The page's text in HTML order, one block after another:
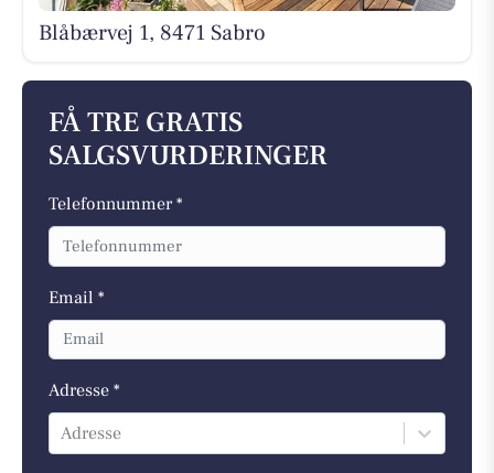
Blåbærvej 1, 8471 Sabro
FÅ TRE GRATIS
SALGSVURDERINGER
Telefonnummer *
Email *
Adresse *
Adresse